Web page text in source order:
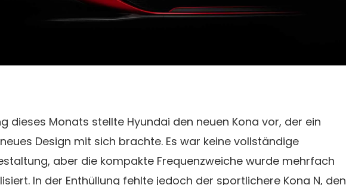
dieses Monats stellte Hyundai den neuen Kona vor, der ein
Design mit sich brachte. Es war keine vollständige
aber die kompakte Frequenzweiche wurde mehrfach
In der Enthüllung fehlte jedoch der sportlichere Kona N, den